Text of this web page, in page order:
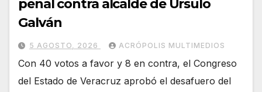
penal contra alcalde de Úrsulo
Galván
5 AGOSTO, 2026 ACRÓPOLIS MULTIMEDIOS
Con 40 votos a favor y 8 en contra, el Congreso
del Estado de Veracruz aprobó el desafuero del